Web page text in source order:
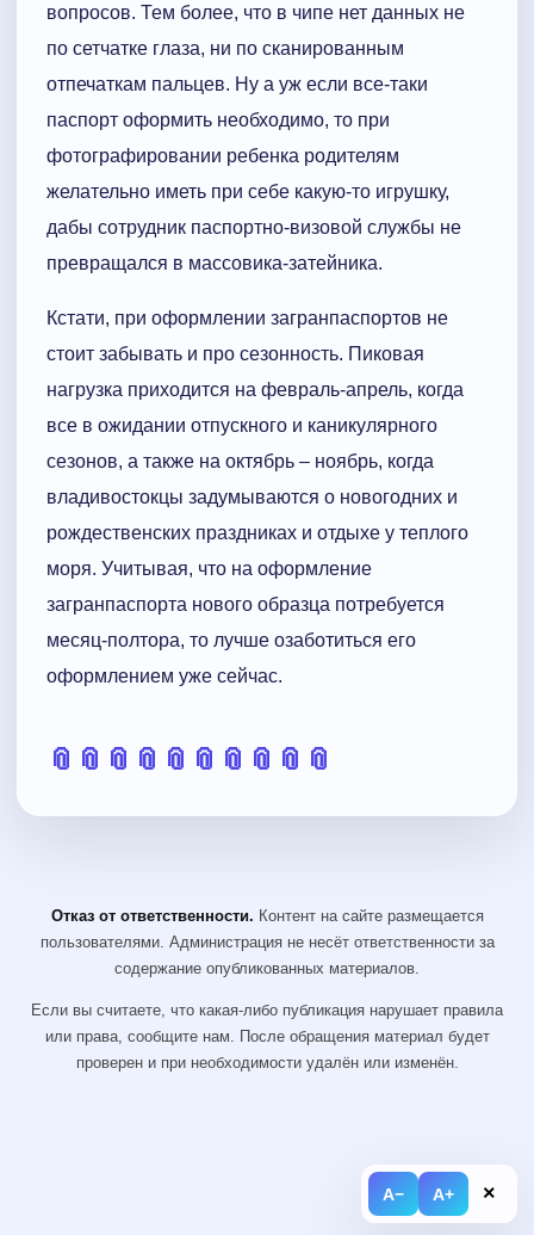
A− A+ ×
вопросов. Тем более, что в чипе нет данных не
по сетчатке глаза, ни по сканированным
отпечаткам пальцев. Ну а уж если все-таки
паспорт оформить необходимо, то при
фотографировании ребенка родителям
желательно иметь при себе какую-то игрушку,
дабы сотрудник паспортно-визовой службы не
превращался в массовика-затейника.
Кстати, при оформлении загранпаспортов не
стоит забывать и про сезонность. Пиковая
нагрузка приходится на февраль-апрель, когда
все в ожидании отпускного и каникулярного
сезонов, а также на октябрь – ноябрь, когда
владивостокцы задумываются о новогодних и
рождественских праздниках и отдыхе у теплого
моря. Учитывая, что на оформление
загранпаспорта нового образца потребуется
месяц-полтора, то лучше озаботиться его
оформлением уже сейчас.
📎 📎 📎 📎 📎 📎 📎 📎 📎 📎
Отказ от ответственности. Контент на сайте размещается
пользователями. Администрация не несёт ответственности за
содержание опубликованных материалов.
Если вы считаете, что какая-либо публикация нарушает правила
или права, сообщите нам. После обращения материал будет
проверен и при необходимости удалён или изменён.